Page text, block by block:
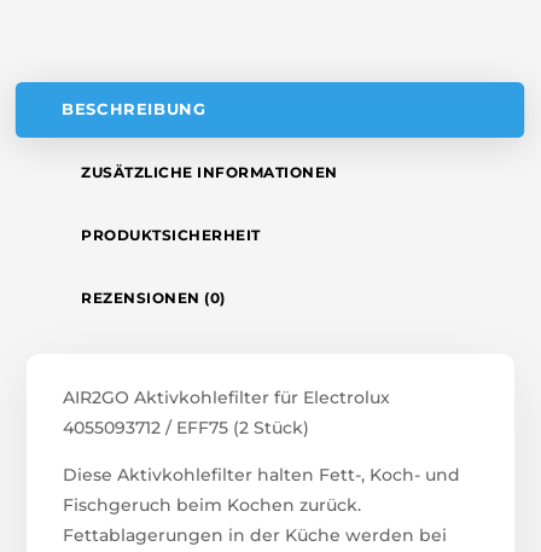
BESCHREIBUNG
ZUSÄTZLICHE INFORMATIONEN
PRODUKTSICHERHEIT
REZENSIONEN (0)
AIR2GO Aktivkohlefilter für Electrolux
4055093712 / EFF75 (2 Stück)
Diese Aktivkohlefilter halten Fett-, Koch- und
Fischgeruch beim Kochen zurück.
Fettablagerungen in der Küche werden bei